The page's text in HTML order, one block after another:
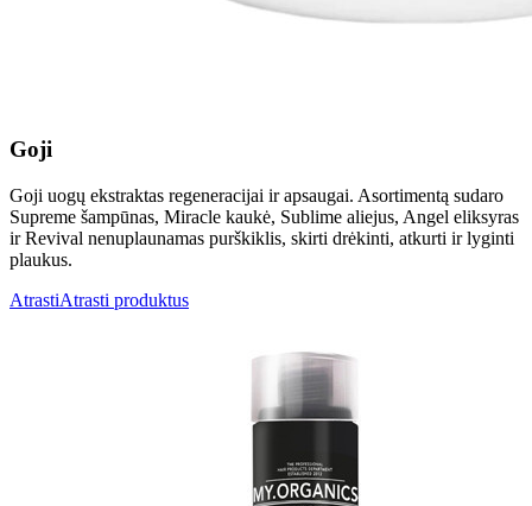
Goji
Goji uogų ekstraktas regeneracijai ir apsaugai. Asortimentą sudaro
Supreme šampūnas, Miracle kaukė, Sublime aliejus, Angel eliksyras
ir Revival nenuplaunamas purškiklis, skirti drėkinti, atkurti ir lyginti
plaukus.
AtrastiAtrasti produktus